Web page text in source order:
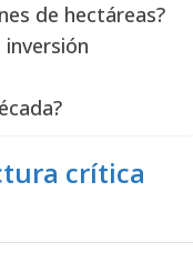
de hectáreas?
crítica